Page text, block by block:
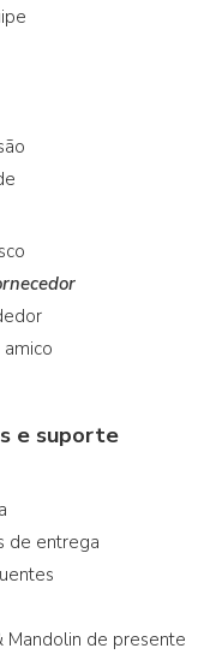
amico
e suporte
de entrega
Mandolin de presente